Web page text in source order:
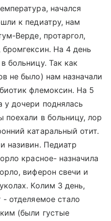
начался
к педиатру, нам
Верде, протаргол,
На 4 день
больницу. Так как
не было) нам назначали
флемоксин. На 5
у дочери поднялась
поехали в больницу, лор
катаральный отит.
називин. Педиатр
красное- назначила
виферон свечи и
Колим 3 день,
отделяемое стало
(были густые